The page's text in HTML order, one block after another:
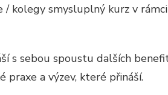
kolegy smysluplný kurz v
s sebou spoustu dalších
praxe a výzev, které přináší.